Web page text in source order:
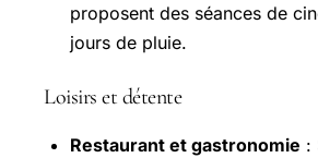
proposent des séances de
jours de pluie.
Loisirs et détente
Restaurant et gastronomie :